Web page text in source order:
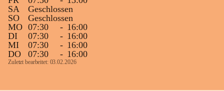
SA
Geschlossen
SO
Geschlossen
MO 07:30 - 16:00
DI
07:30 - 16:00
MI
07:30 - 16:00
DO
07:30 - 16:00
Zuletzt bearbeitet: 03.02.2026